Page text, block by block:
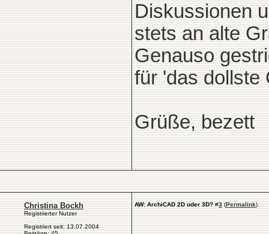
Diskussionen
stets an alte
Genauso
für 'das dollste
Grüße, bezett
Christina Bockh
Registrierter Nutzer
Registriert seit: 13.07.2004
AW: ArchiCAD 2D oder 3D? #3 (Permalink)